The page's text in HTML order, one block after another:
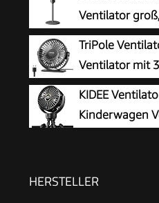
oszillierendem Standfuß
Geschwindigkeitsstufen
Ventilator
Kühlung,
Bodenventilator gross,
Ventilatoren mit Fuß, für
Wohnzimmer Bedroom,
TriPole
Ventilator mit
USB
Tragbarer mit 360°
Einsatz Büro,
KIDEE
Kinderwagen
Reise, Outdoor und
HERSTELLER